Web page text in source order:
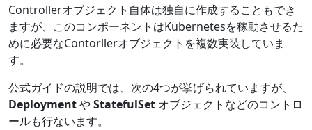
Controllerオブジェクト自体は独自に作成することもでき
ますが、このコンポーネントはKubernetesを稼動させるた
めに必要なContorllerオブジェクトを複数実装していま
す。
公式ガイドの説明では、次の4つが挙げられていますが、
DeploymentやStatefulSet オブジェクトなどのコントロ
ールも行ないます。